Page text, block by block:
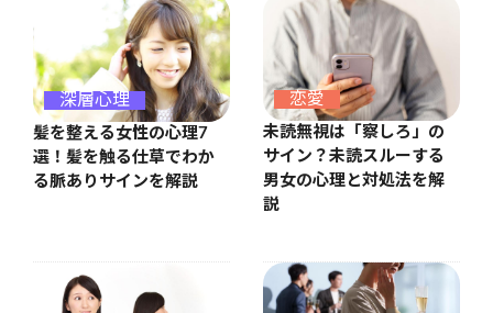
深層心理
髪を整える女性の心理7
選！髪を触る仕草でわか
る脈ありサインを解説
恋愛
未読無視は「察しろ」の
サイン？未読スルーする
男女の心理と対処法を解
説